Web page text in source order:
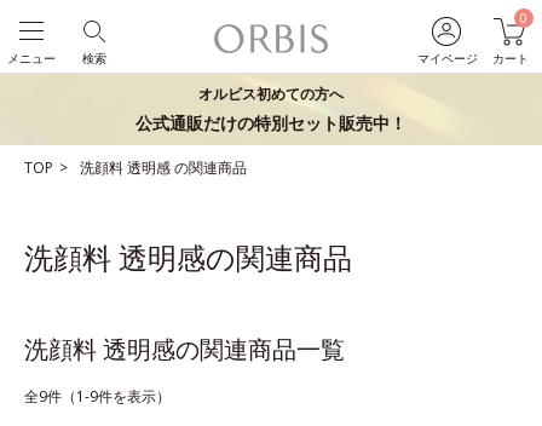
マイページ
0
カート
検索
メニュー
オルビス初めての方へ
公式通販だけの特別セット販売中！
TOP 洗顔料透明感の関連商品
洗顔料 透明感の関連商品
洗顔料 透明感の関連商品一覧
全9件（1-9件を表示）